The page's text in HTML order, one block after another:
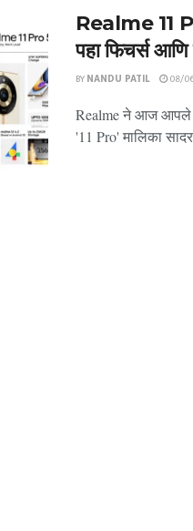
Realme 11
पहा फिचर्स
BYNANDU PATIL 08/
Realme ने आज आपले
'11 Pro' मालिका